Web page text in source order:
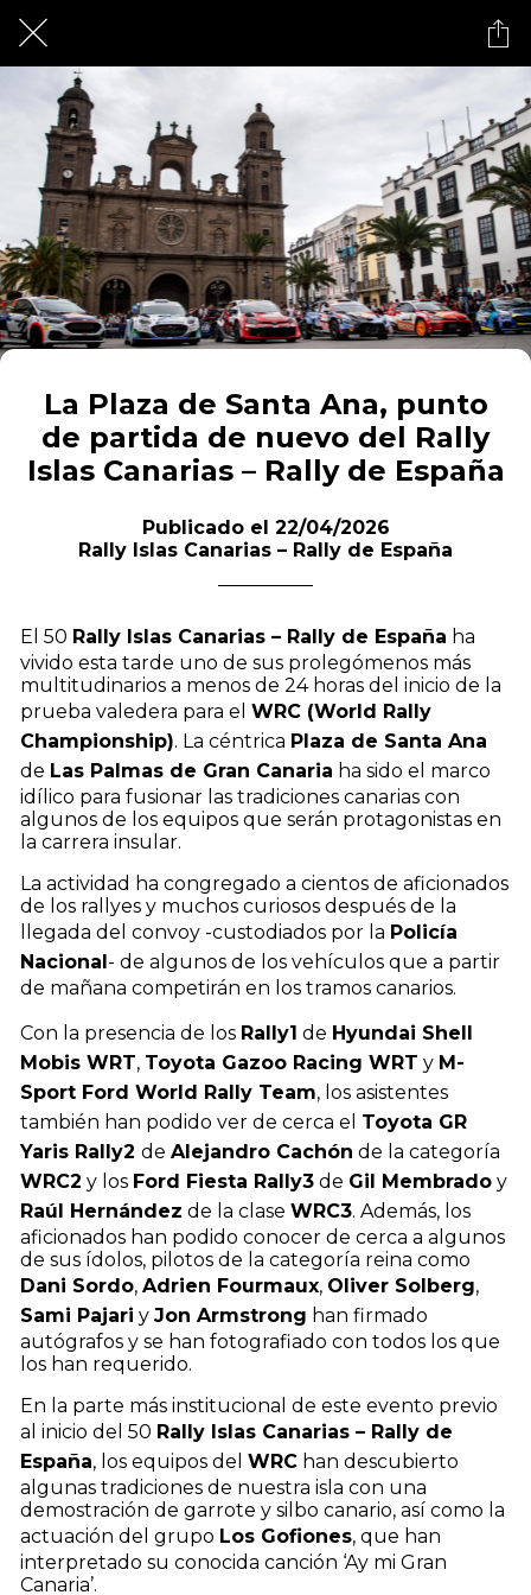
La Plaza de Santa Ana, punto
de partida de nuevo del Rally
Islas Canarias – Rally de España
Publicado el 22/04/2026
Rally Islas Canarias – Rally de España
El 50 Rally Islas Canarias – Rally de España ha
vivido esta tarde uno de sus prolegómenos más
multitudinarios a menos de 24 horas del inicio de la
prueba valedera para el WRC (World Rally
Championship). La céntrica Plaza de Santa Ana
de Las Palmas de Gran Canaria ha sido el marco
idílico para fusionar las tradiciones canarias con
algunos de los equipos que serán protagonistas en
la carrera insular.
La actividad ha congregado a cientos de aficionados
de los rallyes y muchos curiosos después de la
llegada del convoy -custodiados por la Policía
Nacional- de algunos de los vehículos que a partir
de mañana competirán en los tramos canarios.
Con la presencia de los Rally1 de Hyundai Shell
Mobis WRT, Toyota Gazoo Racing WRT y M-
Sport Ford World Rally Team, los asistentes
también han podido ver de cerca el Toyota GR
Yaris Rally2 de Alejandro Cachón de la categoría
WRC2 y los Ford Fiesta Rally3 de Gil Membrado y
Raúl Hernández de la clase WRC3. Además, los
aficionados han podido conocer de cerca a algunos
de sus ídolos, pilotos de la categoría reina como
Dani Sordo, Adrien Fourmaux, Oliver Solberg,
Sami Pajari y Jon Armstrong han firmado
autógrafos y se han fotografiado con todos los que
los han requerido.
En la parte más institucional de este evento previo
al inicio del 50 Rally Islas Canarias – Rally de
España, los equipos del WRC han descubierto
algunas tradiciones de nuestra isla con una
demostración de garrote y silbo canario, así como la
actuación del grupo Los Gofiones, que han
interpretado su conocida canción ‘Ay mi Gran
Canaria’.